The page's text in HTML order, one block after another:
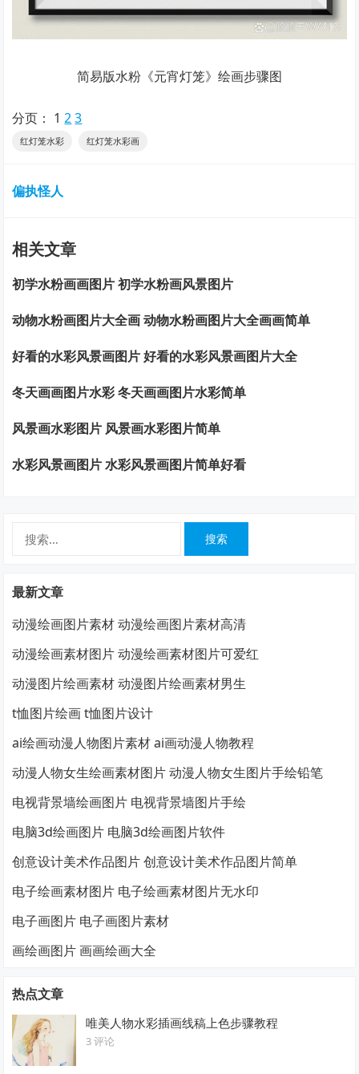
简易版水粉《元宵灯笼》绘画步骤图
分页： 1 2 3
红灯笼水彩 红灯笼水彩画
偏执怪人
相关文章
初学水粉画画图片 初学水粉画风景图片
动物水粉画图片大全画 动物水粉画图片大全画画简单
好看的水彩风景画图片 好看的水彩风景画图片大全
冬天画画图片水彩 冬天画画图片水彩简单
风景画水彩图片 风景画水彩图片简单
水彩风景画图片 水彩风景画图片简单好看
最新文章
动漫绘画图片素材 动漫绘画图片素材高清
动漫绘画素材图片 动漫绘画素材图片可爱红
动漫图片绘画素材 动漫图片绘画素材男生
t恤图片绘画 t恤图片设计
ai绘画动漫人物图片素材 ai画动漫人物教程
动漫人物女生绘画素材图片 动漫人物女生图片手绘铅笔
电视背景墙绘画图片 电视背景墙图片手绘
电脑3d绘画图片 电脑3d绘画图片软件
创意设计美术作品图片 创意设计美术作品图片简单
电子绘画素材图片 电子绘画素材图片无水印
电子画图片 电子画图片素材
画绘画图片 画画绘画大全
热点文章
唯美人物水彩插画线稿上色步骤教程
3 评论